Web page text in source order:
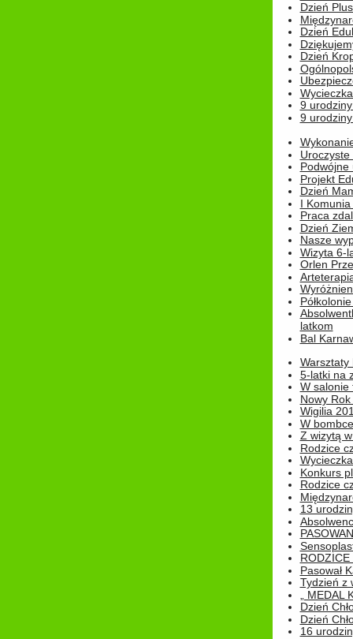
Dzień
Dzień
Dzień
9
9
Podwójne
Projekt
Dzień
I
Praca
Dzień
Nasze
Wizyta 6-
Orlen
latkom
Bal
Warsztaty
5-latki na
W salonie
Nowy
Wigilia
W bombce
Z wizytą
Rodzice
Konkurs
Rodzice
13
Pasował
Tydzień z
„
Dzień
Dzień
16